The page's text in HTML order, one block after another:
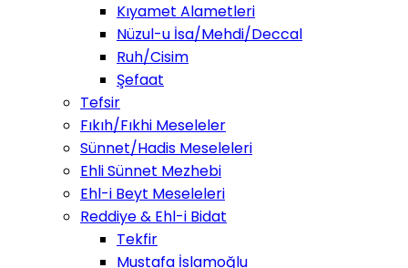
Kıyamet Alametleri
Nüzul-u İsa/Mehdi/Deccal
Ruh/Cisim
Şefaat
Tefsir
Fıkıh/Fıkhi Meseleler
Sünnet/Hadis Meseleleri
Ehli Sünnet Mezhebi
Ehl-i Beyt Meseleleri
Reddiye & Ehl-i Bidat
Tekfir
Mustafa İslamoğlu